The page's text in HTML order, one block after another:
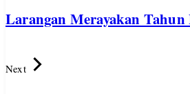
Larangan Merayakan
Next